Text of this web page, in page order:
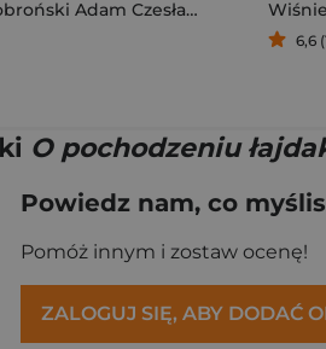
Dobroński Adam Czesław Wiśniewski
6,6
O pochodzeniu
Powiedz nam, co
Pomóż innym i zostaw ocenę!
ZALOGUJ SIĘ, ABY DODAĆ